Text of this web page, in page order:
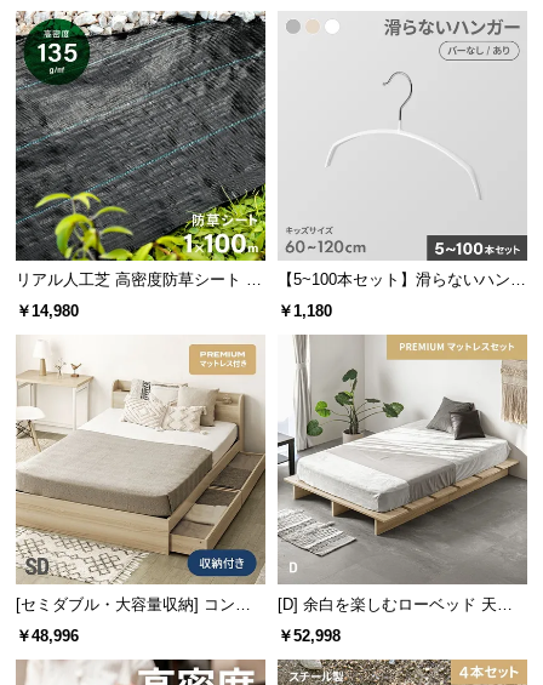
に
つ
い
て
搬
入
経
路
に
つ
い
て
返
品・
キ
ャ
ン
セ
ル
に
つ
座り心地のよい立体カーブ加工
体にフィットするよう設計されたゆるやかで立体的
な座面のカーブが、快適な座り心地を実現します。
ゆったりと使えるチェアサイズ
リアル人工芝 高密度防草シート 1×
100m
￥14,980
【5~100本セット】滑らないハンガ
ー キッズサイズ
￥1,180
[セミダブル・大容量収納] コンセ
ント機能付きベッド プレミアムマ
ットレス付き
￥48,996
[D] 余白を楽しむローベッド 天然
木調 ステージベッド プレミアムマ
ットレス付き
￥52,998